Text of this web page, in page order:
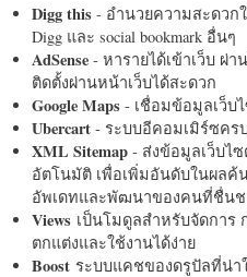
Digg this - อำนวยความสะดวก
Digg และ social bookmark อื่นๆ
AdSense - หารายได้เข้าเว็บ ผ่า
ติดตั้งผ่านหน้าเว็บได้สะดวก
Google Maps - เชื่อมข้อมูลเว็บไ
Ubercart - ระบบอีคอมเมิร์ซคร
XML Sitemap - ส่งข้อมูลเว็บไซ
อัตโนมัติ เพื่อเพิ่มอันดับในผล
อัพเดทและพัฒนาของคนที่ชื่น
Views เป็นโมดูลสำหรับจัดการ
ตกแต่งและใช้งานได้ง่าย
Boost ระบบแคชของดรูปัลที่น่า